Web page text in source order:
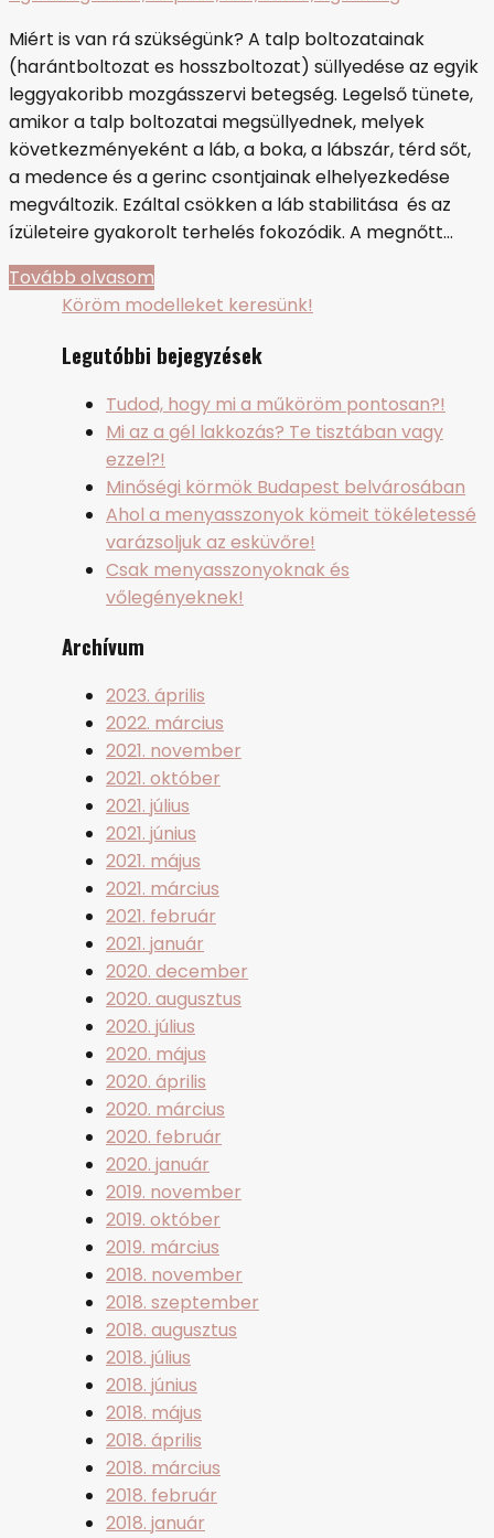
Miért is van rá szükségünk? A talp boltozatainak
(harántboltozat es hosszboltozat) süllyedése az egyik
leggyakoribb mozgásszervi betegség. Legelső tünete,
amikor a talp boltozatai megsüllyednek, melyek
következményeként a láb, a boka, a lábszár, térd sőt,
a medence és a gerinc csontjainak elhelyezkedése
megváltozik. Ezáltal csökken a láb stabilitása és az
ízületeire gyakorolt terhelés fokozódik. A megnőtt…
Tovább olvasom
Köröm modelleket keresünk!
Legutóbbi bejegyzések
Tudod, hogy mi a műköröm pontosan?!
Mi az a gél lakkozás? Te tisztában vagy
ezzel?!
Minőségi körmök Budapest belvárosában
Ahol a menyasszonyok kömeit tökéletessé
varázsoljuk az esküvőre!
Csak menyasszonyoknak és
vőlegényeknek!
Archívum
2023. április
2022. március
2021. november
2021. október
2021. július
2021. június
2021. május
2021. március
2021. február
2021. január
2020. december
2020. augusztus
2020. július
2020. május
2020. április
2020. március
2020. február
2020. január
2019. november
2019. október
2019. március
2018. november
2018. szeptember
2018. augusztus
2018. július
2018. június
2018. május
2018. április
2018. március
2018. február
2018. január